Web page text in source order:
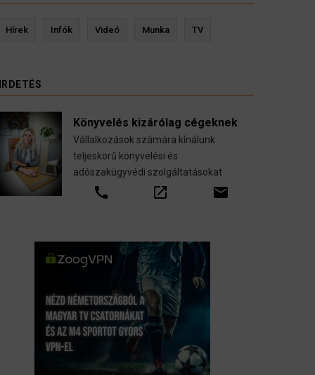
Kevin Ressler biztosítási szakértő
Hírek Infók Videó Munka TV
Könyvelés kizárólag cégeknek
Vállalkozások számára kínálunk
teljeskörű könyvelési és
adószakügyvédi szolgáltatásokat
call open_in_new email